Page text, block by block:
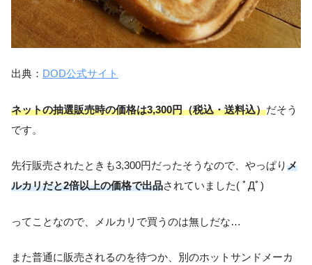
出典： DOD公式サイト
ネットの抽選販売時の価格は3,300円（税込・送料込）だそう
です。
先行販売されたときも3,300円だったそうなので、やっぱりメ
ルカリだと2倍以上の価格で出品されていました( ﾟДﾟ)
ってことなので、メルカリで買うのは無しだな…
また普通に販売されるのを待つか、別のホットサンドメーカ